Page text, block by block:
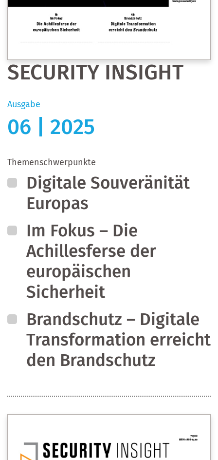
SECURITY INSIGHT
Ausgabe
06 | 2025
Themenschwerpunkte
Digitale Souveränität
Europas
Im Fokus – Die
Achillesferse der
europäischen
Sicherheit
Brandschutz – Digitale
Transformation erreicht
den Brandschutz